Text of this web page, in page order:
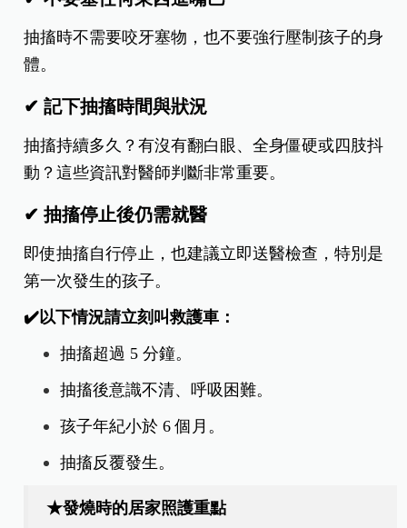
抽搐時不需要咬牙塞物，也不要強行壓制孩子的身
體。
✔ 記下抽搐時間與狀況
抽搐持續多久？有沒有翻白眼、全身僵硬或四肢抖
動？這些資訊對醫師判斷非常重要。
✔ 抽搐停止後仍需就醫
即使抽搐自行停止，也建議立即送醫檢查，特別是
第一次發生的孩子。
✔️以下情況請立刻叫救護車：
抽搐超過 5 分鐘。
抽搐後意識不清、呼吸困難。
孩子年紀小於 6 個月。
抽搐反覆發生。
★發燒時的居家照護重點